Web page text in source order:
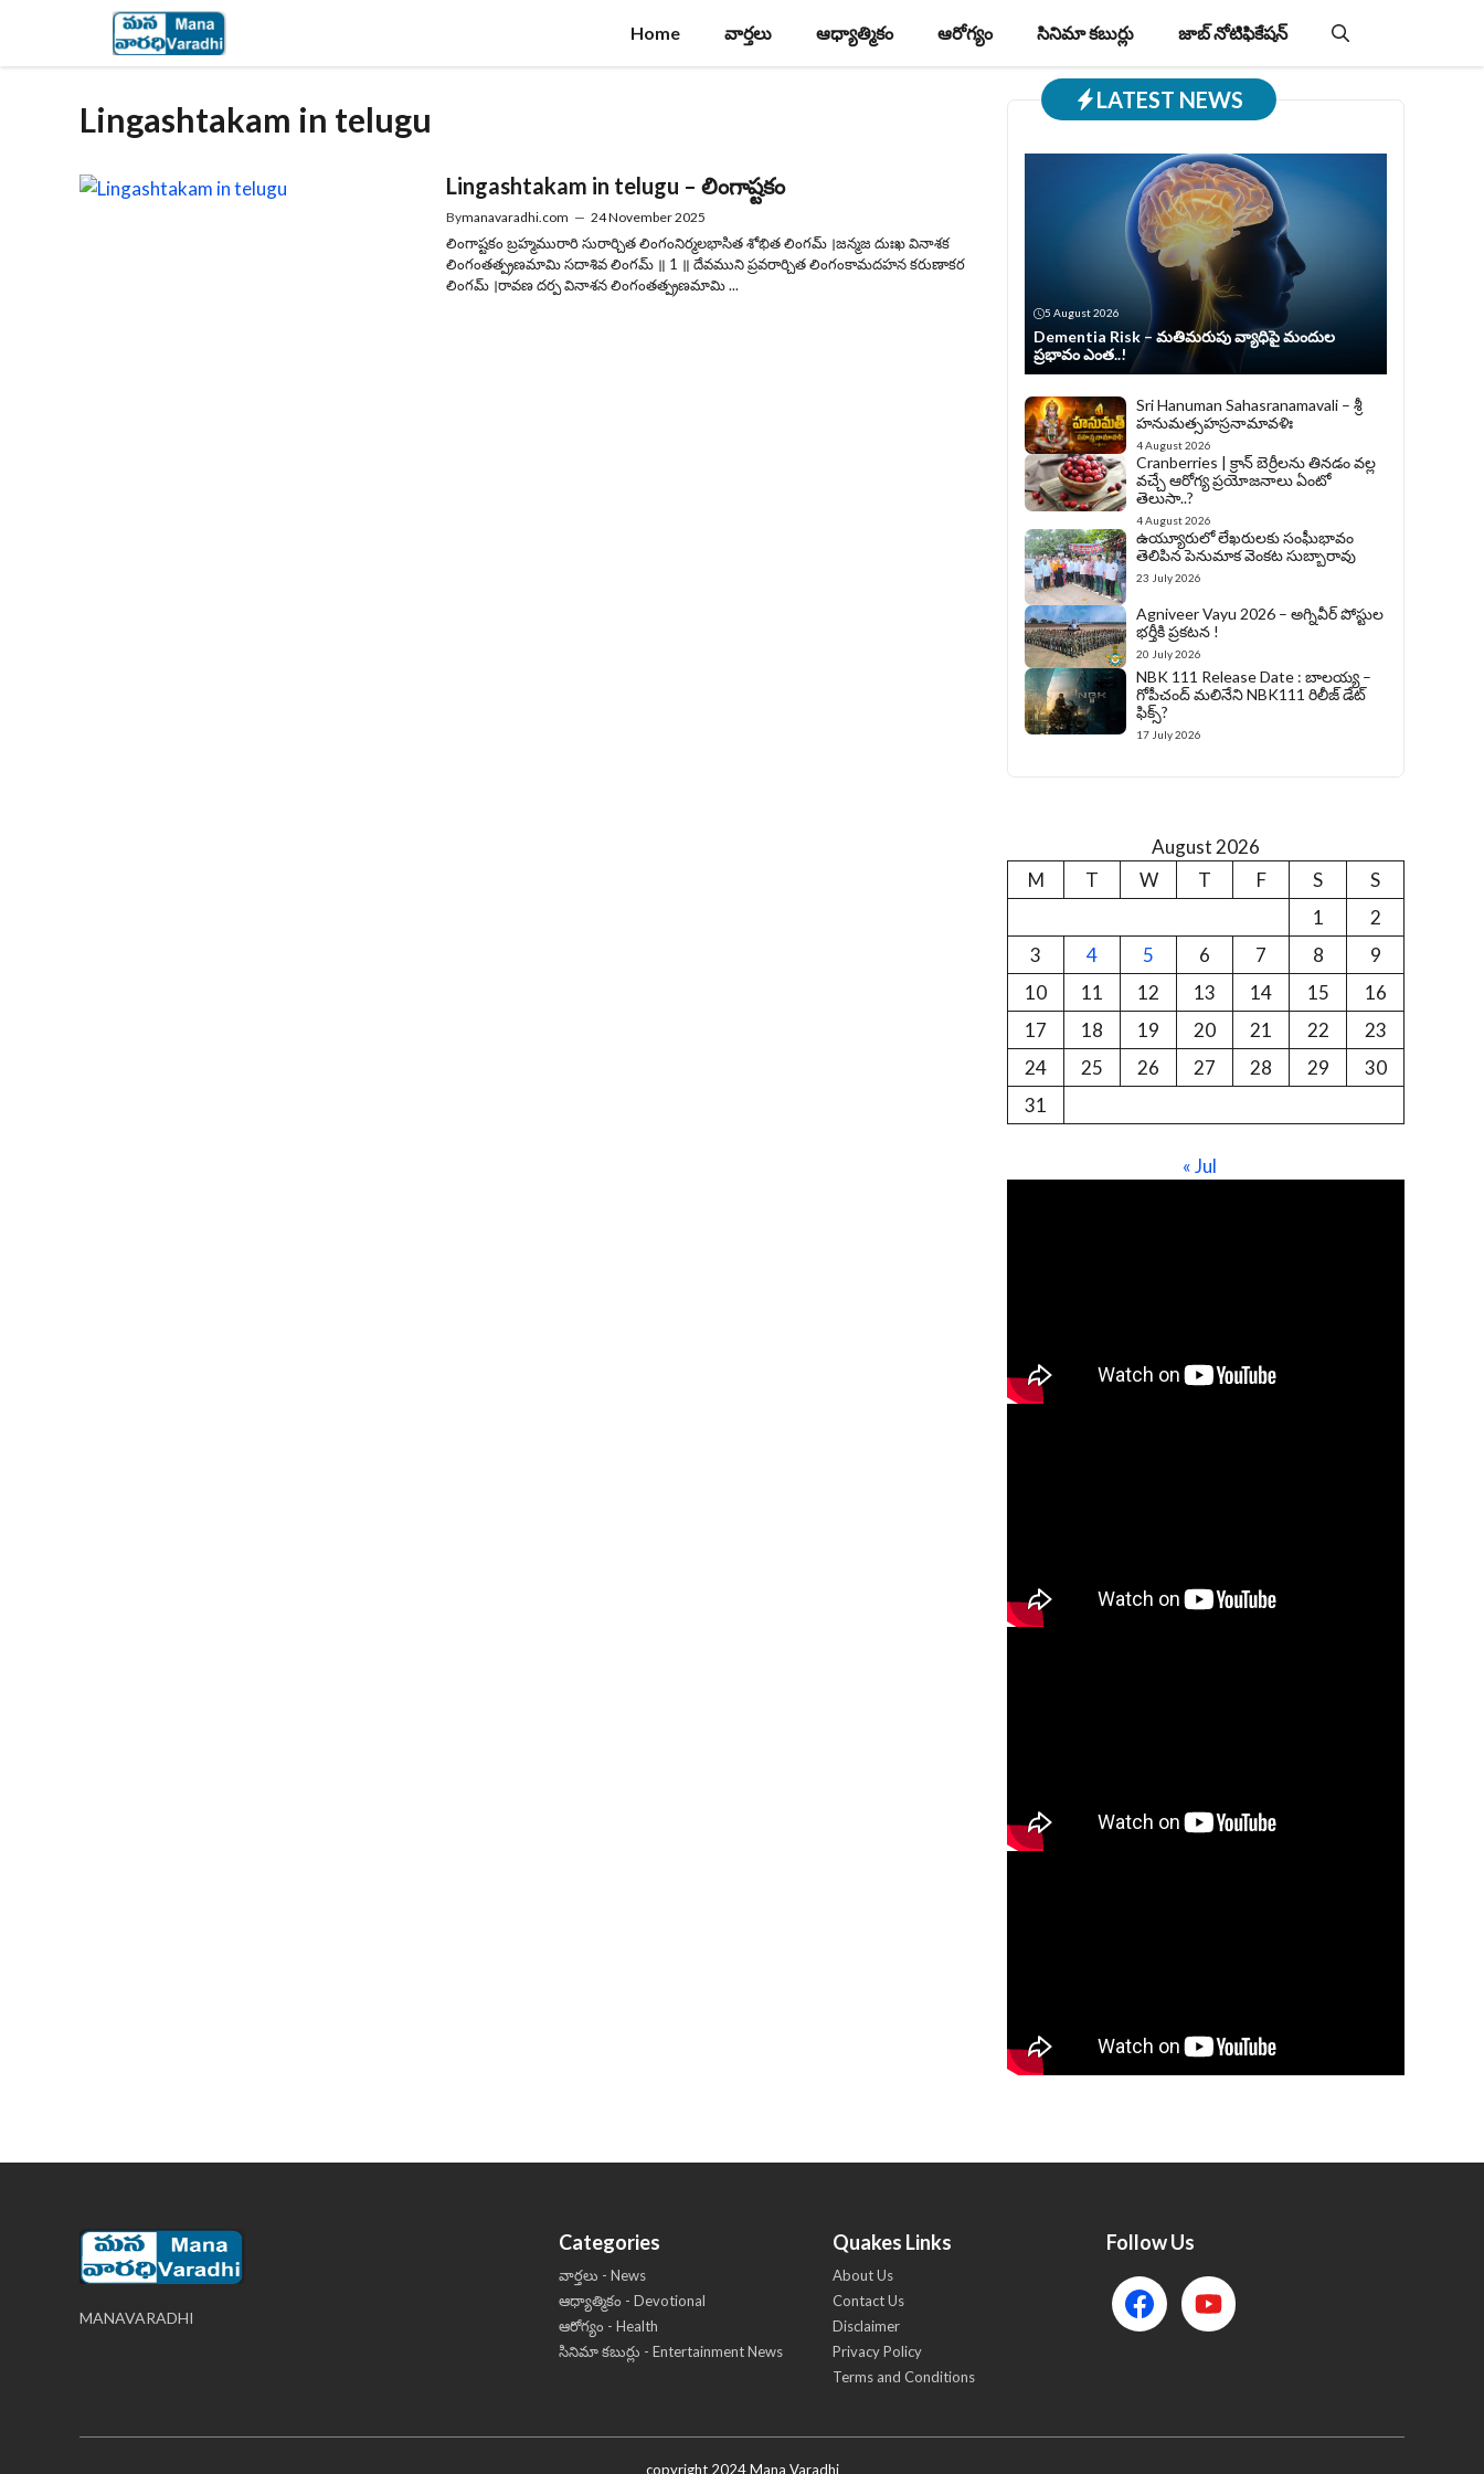
content
Home వార్తలు ఆధ్యాత్మికం ఆరోగ్యం సినిమా కబుర్లు జాబ్‌ నోటిఫికేషన్‌
Lingashtakam in telugu
Lingashtakam in telugu – లింగాష్టకం
Bymanavaradhi.com — 24 November 2025
లింగాష్టకం బ్రహ్మమురారి సురార్చిత లింగంనిర్మలభాసిత శోభిత లింగమ్ ।జన్మజ దుఃఖ వినాశక
లింగంతత్ప్రణమామి సదాశివ లింగమ్ ॥ 1 ॥ దేవముని ప్రవరార్చిత లింగంకామదహన కరుణాకర
లింగమ్ ।రావణ దర్ప వినాశన లింగంతత్ప్రణమామి ...
LATEST NEWS
5 August 2026
Dementia Risk – మతిమరుపు వ్యాధిపై మందుల
ప్రభావం ఎంత..!
Sri Hanuman Sahasranamavali – శ్రీ
హనుమత్సహస్రనామావళిః
4 August 2026
Cranberries | క్రాన్ బెర్రీల‌ను తిన‌డం వ‌ల్ల
వచ్చే ఆరోగ్య ప్రయోజనాలు ఏంటో
తెలుసా..?
4 August 2026
ఉయ్యూరులో లేఖరులకు సంఘీభావం
తెలిపిన పెనుమాక వెంకట సుబ్బారావు
23 July 2026
Agniveer Vayu 2026 – అగ్నివీర్‌ పోస్టుల
భర్తీకి ప్రకటన !
20 July 2026
NBK 111 Release Date : బాలయ్య –
గోపీచంద్ మలినేని NBK111 రిలీజ్ డేట్
ఫిక్స్?
17 July 2026
August 2026
M
T W T F S
S
1
2
3
4 5 6 7 8
9
10
11 12 13 14 15
16
17
18 19 20 21 22
23
24
25 26 27 28 29
30
31
« Jul
MANAVARADHI
Categories
వార్తలు - News
ఆధ్యాత్మికం - Devotional
ఆరోగ్యం - Health
సినిమా కబుర్లు - Entertainment News
Quakes Links
About Us
Contact Us
Disclaimer
Privacy Policy
Terms and Conditions
Follow Us
copyright 2024 Mana Varadhi